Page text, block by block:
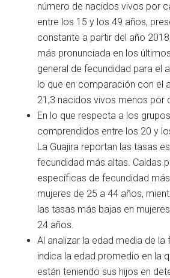
número de nacidos vivos por
entre los 15 y los 49 años,
constante a partir del año
más pronunciada en los
general de fecundidad para el
lo que en comparación con el
21,3 nacidos vivos menos por
En lo que respecta a los
comprendidos entre los 20 y
La Guajira reportan las tasas
fecundidad más altas. Caldas
específicas de fecundidad
mujeres de 25 a 44 años,
las tasas más bajas en
24 años.
Al analizar la edad media de la
indica la edad promedio en la
están teniendo sus hijos en